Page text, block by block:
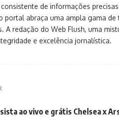
de informações
portal abraça uma ampla gama
A redação do Web Flush, uma
e excelência jornalística.
ao vivo e grátis Chelsea x